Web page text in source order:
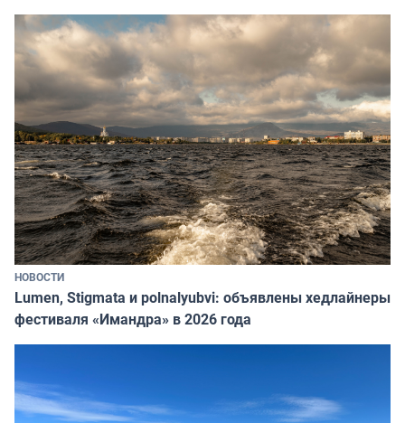
НОВОСТИ
Lumen, Stigmata и polnalyubvi: объявлены хедлайнеры
фестиваля «Имандра» в 2026 года